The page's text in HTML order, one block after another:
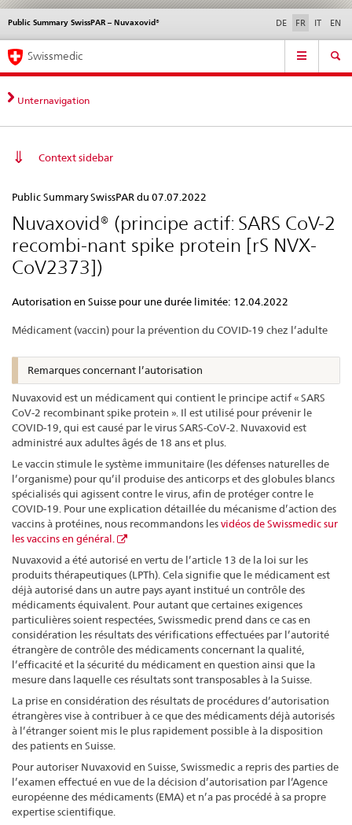
Navigation
directe:
actualités,
bases
contact
Actualités & Mises à
normes
Contact | Support &
aide
Public Summary SwissPAR – Nuvaxovid® DE FR IT EN
Service
Navigation
Swissmedic
Unternavigation
Context sidebar
Summary
SwissPAR
–
Nuvaxovid®
Public Summary SwissPAR du 07.07.2022
Nuvaxovid® (principe actif: SARS CoV-2
recombi-nant spike protein [rS NVX-
CoV2373])
Autorisation en Suisse pour une durée limitée: 12.04.2022
Médicament (vaccin) pour la prévention du COVID-19 chez l’adulte
Remarques concernant l’autorisation
Nuvaxovid est un médicament qui contient le principe actif « SARS
CoV-2 recombinant spike protein ». Il est utilisé pour prévenir le
COVID-19, qui est causé par le virus SARS-CoV-2. Nuvaxovid est
administré aux adultes âgés de 18 ans et plus.
Le vaccin stimule le système immunitaire (les défenses naturelles de
l’organisme) pour qu’il produise des anticorps et des globules blancs
spécialisés qui agissent contre le virus, afin de protéger contre le
COVID-19. Pour une explication détaillée du mécanisme d’action des
vaccins à protéines, nous recommandons lesvidéos de Swissmedic sur
les vaccins en général.
Nuvaxovid a été autorisé en vertu de l’article 13 de la loi sur les
produits thérapeutiques (LPTh). Cela signifie que le médicament est
déjà autorisé dans un autre pays ayant institué un contrôle des
médicaments équivalent. Pour autant que certaines exigences
particulières soient respectées, Swissmedic prend dans ce cas en
considération les résultats des vérifications effectuées par l’autorité
étrangère de contrôle des médicaments concernant la qualité,
l’efficacité et la sécurité du médicament en question ainsi que la
mesure dans laquelle ces résultats sont transposables à la Suisse.
La prise en considération des résultats de procédures d’autorisation
étrangères vise à contribuer à ce que des médicaments déjà autorisés
à l’étranger soient mis le plus rapidement possible à la disposition
des patients en Suisse.
Pour autoriser Nuvaxovid en Suisse, Swissmedic a repris des parties de
l’examen effectué en vue de la décision d’autorisation par l’Agence
européenne des médicaments (EMA) et n’a pas procédé à sa propre
expertise scientifique.